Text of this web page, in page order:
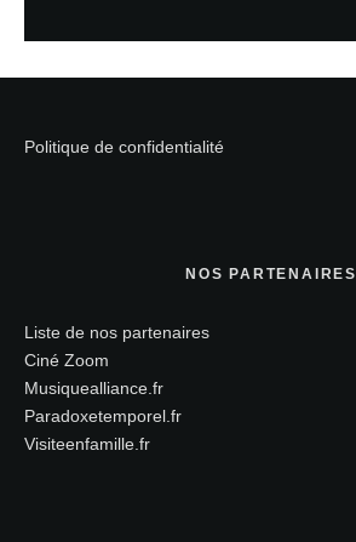
Politique de confidentialité
NOS PARTENAIRES
Liste de nos partenaires
Ciné Zoom
Musiquealliance.fr
Paradoxetemporel.fr
Visiteenfamille.fr